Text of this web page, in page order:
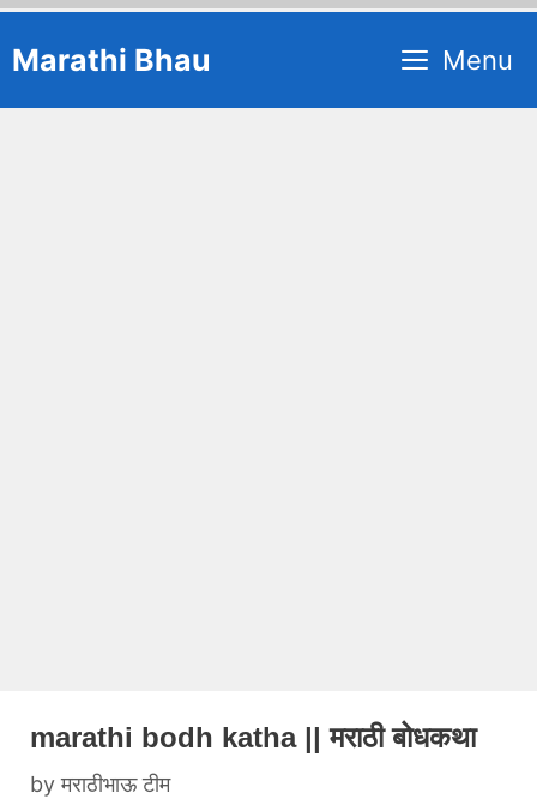
toMarathi Bhau Menu
marathi bodh katha || मराठी बोधकथा
byमराठीभाऊ टीम